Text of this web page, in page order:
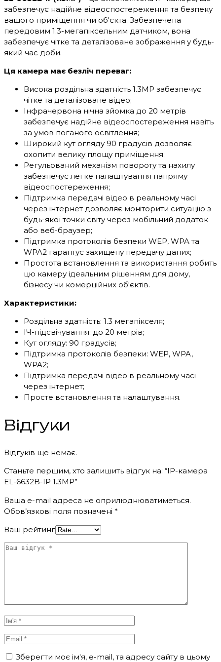
забезпечує надійне відеоспостереження та безпеку
вашого приміщення чи об'єкта. Забезпечена
передовим 1.3-мегапіксельним датчиком, вона
забезпечує чітке та деталізоване зображення у будь-
який час доби.
Ця камера має безліч переваг:
Висока роздільна здатність 1.3MP забезпечує
чітке та деталізоване відео;
Інфрачервона нічна зйомка до 20 метрів
забезпечує надійне відеоспостереження навіть
за умов поганого освітлення;
Широкий кут огляду 90 градусів дозволяє
охопити велику площу приміщення;
Регульований механізм повороту та нахилу
забезпечує легке налаштування напряму
відеоспостереження;
Підтримка передачі відео в реальному часі
через інтернет дозволяє моніторити ситуацію з
будь-якої точки світу через мобільний додаток
або веб-браузер;
Підтримка протоколів безпеки WEP, WPA та
WPA2 гарантує захищену передачу даних;
Простота встановлення та використання робить
цю камеру ідеальним рішенням для дому,
бізнесу чи комерційних об'єктів.
Характеристики:
Роздільна здатність: 1.3 мегапікселя;
ІЧ-підсвічування: до 20 метрів;
Кут огляду: 90 градусів;
Підтримка протоколів безпеки: WEP, WPA,
WPA2;
Підтримка передачі відео в реальному часі
через інтернет;
Просте встановлення та налаштування.
Відгуки
Відгуків ще немає.
Станьте першим, хто залишить відгук на: “IP-камера
EL-6632B-IP 1.3MP”
Ваша e-mail адреса не оприлюднюватиметься.
Обов’язкові поля позначені *
Ваш рейтинг
Зберегти моє ім'я, e-mail, та адресу сайту в цьому